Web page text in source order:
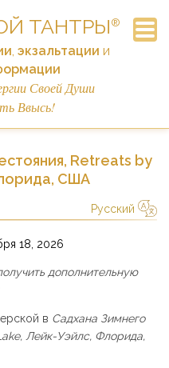
ТАНТРЫ ®
,экзальтации и
Своей Души
Ввысь!
Вопросы
рассылку
Retreats by
США
Русский
18, 2026
дополнительную
в Садхана Зимнего
Лейк-Уэйлс, Флорида,